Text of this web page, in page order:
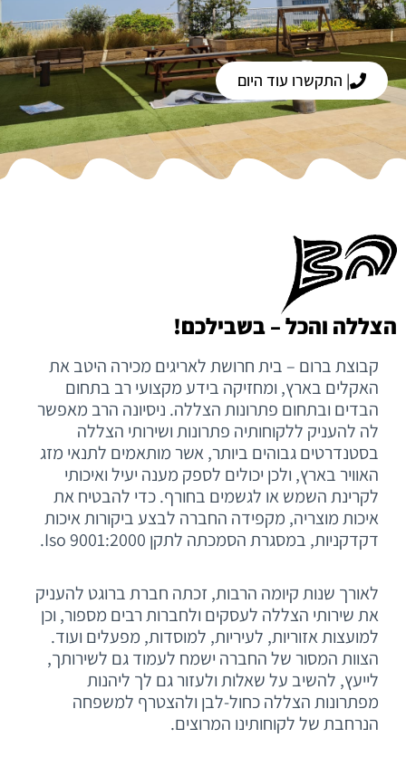
| התקשרו עוד היום
הצללה והכל – בשבילכם!
קבוצת ברום – בית חרושת לאריגים מכירה היטב את
האקלים בארץ, ומחזיקה בידע מקצועי רב בתחום
הבדים ובתחום פתרונות הצללה. ניסיונה הרב מאפשר
לה להעניק ללקוחותיה פתרונות ושירותי הצללה
בסטנדרטים גבוהים ביותר, אשר מותאמים לתנאי מזג
האוויר בארץ, ולכן יכולים לספק מענה יעיל ואיכותי
לקרינת השמש או לגשמים בחורף. כדי להבטיח את
איכות מוצריה, מקפידה החברה לבצע ביקורות איכות
דקדקניות, במסגרת הסמכתה לתקן Iso 9001:2000.
לאורך שנות קיומה הרבות, זכתה חברת ברוגט להעניק
את שירותי הצללה לעסקים ולחברות רבים מספור, וכן
למועצות אזוריות, לעיריות, למוסדות, מפעלים ועוד.
הצוות המסור של החברה ישמח לעמוד גם לשירותך,
לייעץ, להשיב על שאלות ולעזור גם לך ליהנות
מפתרונות הצללה כחול-לבן ולהצטרף למשפחה
הנרחבת של לקוחותינו המרוצים.